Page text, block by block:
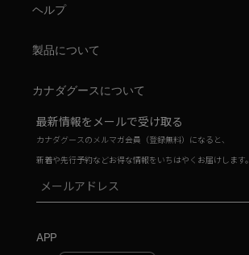
ヘルプ
製品について
カナダグースについて
最新情報をメールで受け取る
カナダグースのメルマガ会員（登録無料）になると、
新着や先行予約などお得な情報をいちはやくお届けします。
APP